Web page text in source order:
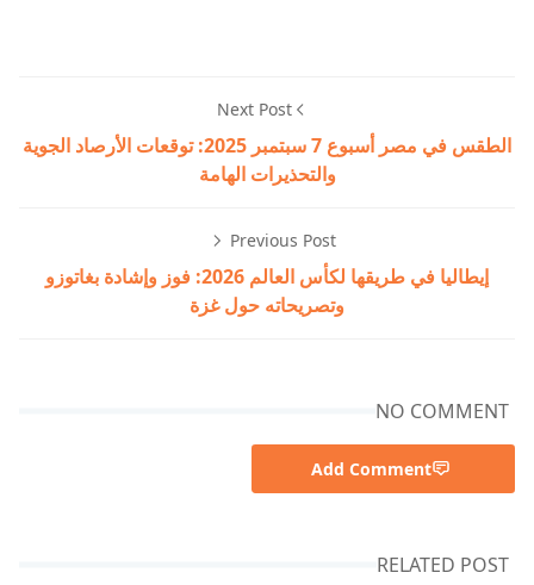
Next Post
الطقس في مصر أسبوع 7 سبتمبر 2025: توقعات الأرصاد الجوية
والتحذيرات الهامة
Previous Post
إيطاليا في طريقها لكأس العالم 2026: فوز وإشادة بغاتوزو
وتصريحاته حول غزة
NO COMMENT
Add Comment
RELATED POST